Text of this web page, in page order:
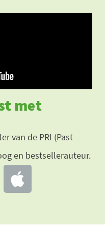
met
van de PRI (Past
en bestsellerauteur.